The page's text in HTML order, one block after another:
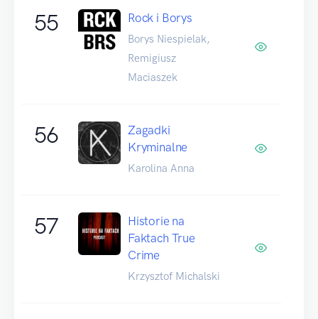
55 Rock i Borys
Borys Niespielak,
Remigiusz
Maciaszek
56
Zagadki
Kryminalne
Karolina Anna
57
Historie na
Faktach True
Crime
Krzysztof Michalski